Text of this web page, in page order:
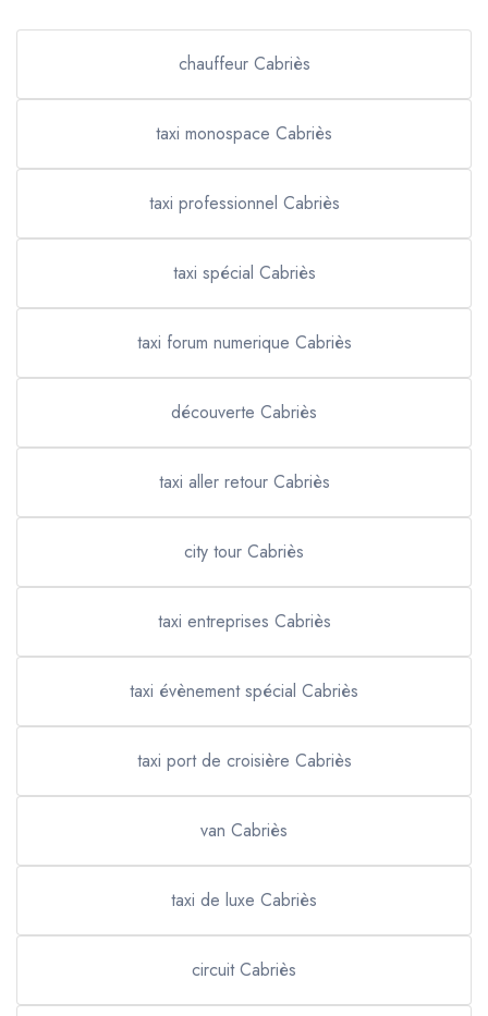
chauffeur Cabriès
taxi monospace Cabriès
taxi professionnel Cabriès
taxi spécial Cabriès
taxi forum numerique Cabriès
découverte Cabriès
taxi aller retour Cabriès
city tour Cabriès
taxi entreprises Cabriès
taxi évènement spécial Cabriès
taxi port de croisière Cabriès
van Cabriès
taxi de luxe Cabriès
circuit Cabriès